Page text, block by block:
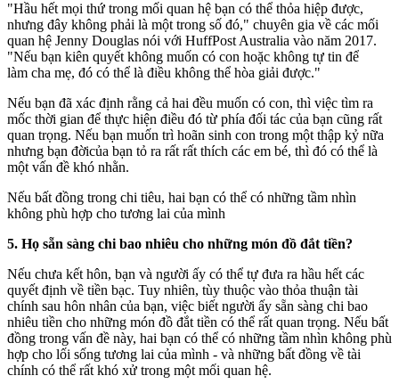
"Hầu hết mọi thứ trong mối quan hệ bạn có thể thỏa hiệp được,
nhưng đây không phải là một trong số đó," chuyên gia về các mối
quan hệ Jenny Douglas nói với HuffPost Australia vào năm 2017.
"Nếu bạn kiên quyết không muốn có con hoặc không tự tin để
làm cha mẹ, đó có thể là điều không thể hòa giải được."
Nếu bạn đã xác định rằng cả hai đều muốn có con, thì việc tìm ra
mốc thời gian để thực hiện điều đó từ phía đối tác của bạn cũng rất
quan trọng. Nếu bạn muốn trì hoãn sinh con trong một thập kỷ nữa
nhưng bạn đờicủa bạn tỏ ra rất rất thích các em bé, thì đó có thể là
một vấn đề khó nhằn.
Nếu bất đồng trong chi tiêu, hai bạn có thể có những tầm nhìn
không phù hợp cho tương lai của mình
5. Họ sẵn sàng chi bao nhiêu cho những món đồ đắt tiền?
Nếu chưa kết hôn, bạn và người ấy có thể tự đưa ra hầu hết các
quyết định về tiền bạc. Tuy nhiên, tùy thuộc vào thỏa thuận tài
chính sau hôn nhân của bạn, việc biết người ấy sẵn sàng chi bao
nhiêu tiền cho những món đồ đắt tiền có thể rất quan trọng. Nếu bất
đồng trong vấn đề này, hai bạn có thể có những tầm nhìn không phù
hợp cho lối sống tương lai của mình - và những bất đồng về tài
chính có thể rất khó xử trong một mối quan hệ.